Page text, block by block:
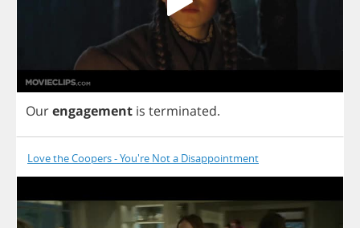
Ourengagement is terminated.
Love the Coopers - You're Not a Disappointment